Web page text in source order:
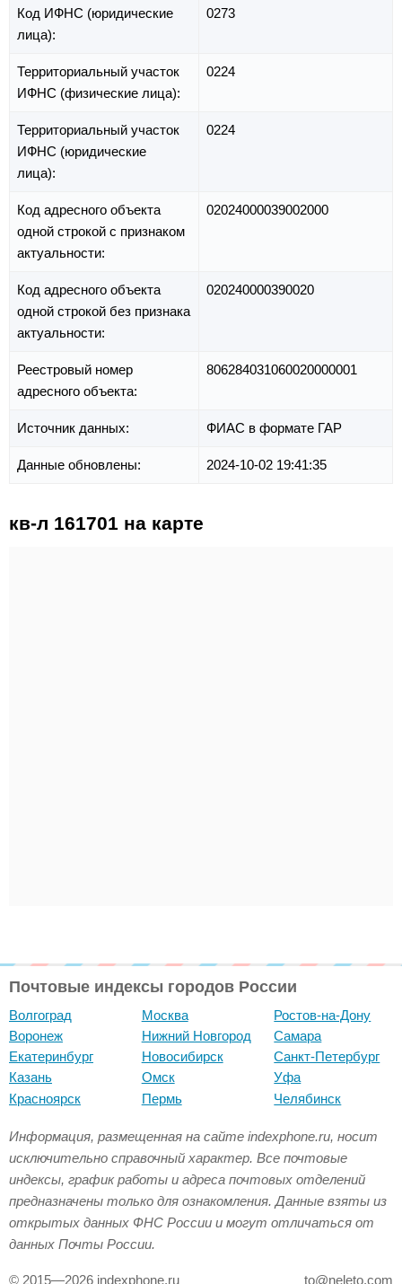
Код ИФНС (юридические
лица):
0273
Территориальный участок
ИФНС (физические лица):
0224
Территориальный участок
ИФНС (юридические
лица):
0224
Код адресного объекта
одной строкой с признаком
актуальности:
02024000039002000
Код адресного объекта
одной строкой без признака
актуальности:
020240000390020
Реестровый номер
адресного объекта:
806284031060020000001
Источник данных: ФИАС в формате ГАР
Данные обновлены: 2024-10-02 19:41:35
кв-л 161701 на карте
Почтовые индексы городов России
Волгоград
Воронеж
Екатеринбург
Казань
Красноярск
Москва
Нижний Новгород
Новосибирск
Омск
Пермь
Ростов-на-Дону
Самара
Санкт-Петербург
Уфа
Челябинск
Информация, размещенная на сайте indexphone.ru, носит
исключительно справочный характер. Все почтовые
индексы, график работы и адреса почтовых отделений
предназначены только для ознакомления. Данные взяты из
открытых данных ФНС России и могут отличаться от
данных Почты России.
© 2015—2026 indexphone.ru to@neleto.com